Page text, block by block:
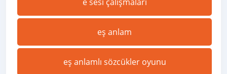
eş anlam
eş anlamlı sözcükler oyunu